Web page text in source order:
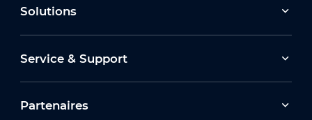
Solutions
Service & Support
Partenaires